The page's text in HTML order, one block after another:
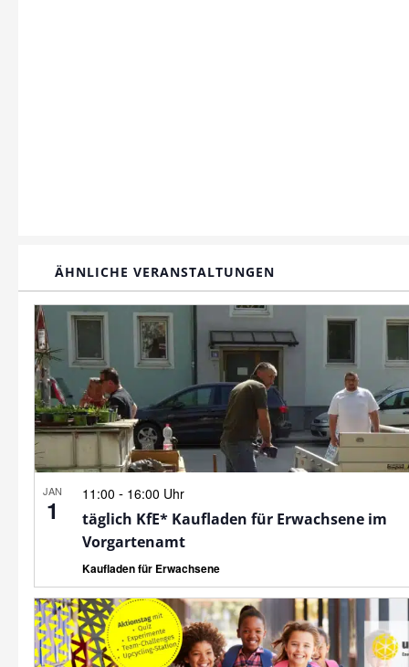
ÄHNLICHE VERANSTALTUNGEN
JAN
1
11:00 - 16:00 Uhr
täglich KfE* Kaufladen für Erwachsene im
Vorgartenamt
Kaufladen für Erwachsene